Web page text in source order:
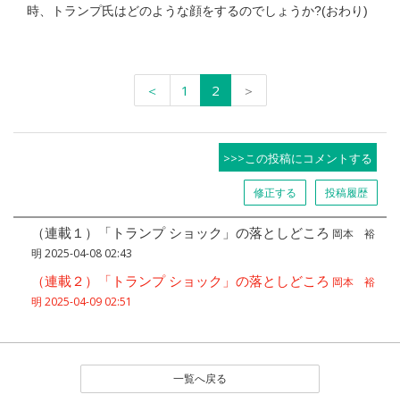
時、トランプ氏はどのような顔をするのでしょうか?(おわり)
＜ 1 2 ＞
>>>この投稿にコメントする
修正する 投稿履歴
（連載１）「トランプ ショック」の落としどころ 岡本 裕
明 2025-04-08 02:43
（連載２）「トランプ ショック」の落としどころ 岡本 裕
明 2025-04-09 02:51
一覧へ戻る